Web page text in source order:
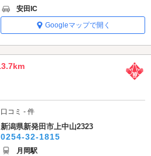
安田IC
Googleマップで開く
口コミ - 件
新潟県新発田市上中山2323
0254-32-1815
月岡駅